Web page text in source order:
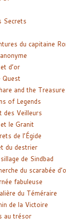
Secrets
du capitaine
d’or
and the
of Legends
des Veilleurs
le Granit
de l’Égide
du destrier
de Sindbad
du scarabée
fabuleuse
du Téméraire
de la Victoire
au trésor